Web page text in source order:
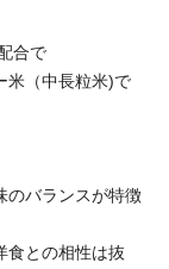
合で
米（中長粒米)で
のバランスが特徴
食との相性は抜